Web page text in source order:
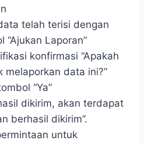
telah terisi dengan
“Ajukan Laporan”
konfirmasi “Apakah
melaporkan data ini?”
“Ya”
dikirim, akan terdapat
berhasil dikirim”.
untuk